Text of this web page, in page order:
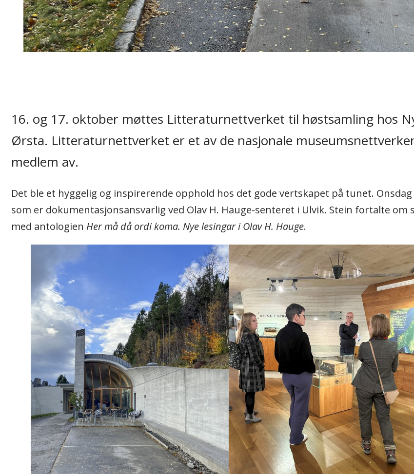
16. og 17. oktober møttes Litteraturnettverket til høstsamling hos
Ørsta. Litteraturnettverket er et av de nasjonale
medlem av.
Det ble et hyggelig og inspirerende opphold hos det gode vertskapet på tunet.
som er dokumentasjonsansvarlig ved Olav H. Hauge-senteret i Ulvik. Stein fortalte
med antologien Her må då ordi koma. Nye lesingar i Olav H. Hauge.